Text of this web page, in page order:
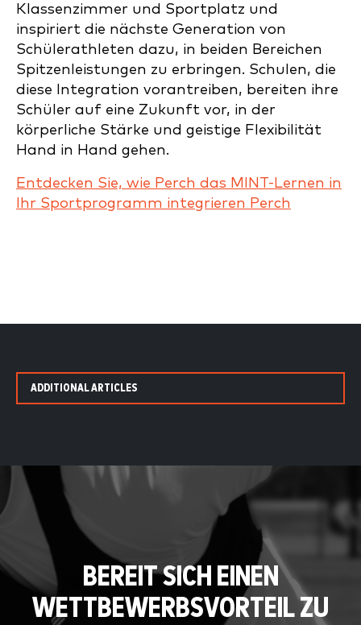
Klassenzimmer und Sportplatz und
inspiriert die nächste Generation von
Schülerathleten dazu, in beiden Bereichen
Spitzenleistungen zu erbringen. Schulen, die
diese Integration vorantreiben, bereiten ihre
Schüler auf eine Zukunft vor, in der
körperliche Stärke und geistige Flexibilität
Hand in Hand gehen.
Entdecken Sie, wie Perch das MINT-Lernen in
Ihr Sportprogramm integrieren Perch
ADDITIONAL ARTICLES
BEREIT SICH EINEN
WETTBEWERBSVORTEIL ZU